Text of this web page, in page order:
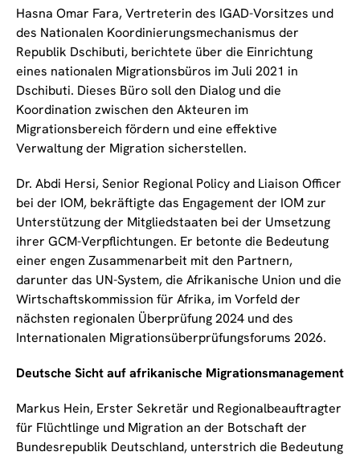
Hasna Omar Fara, Vertreterin des IGAD-Vorsitzes und
des Nationalen Koordinierungsmechanismus der
Republik Dschibuti, berichtete über die Einrichtung
eines nationalen Migrationsbüros im Juli 2021 in
Dschibuti. Dieses Büro soll den Dialog und die
Koordination zwischen den Akteuren im
Migrationsbereich fördern und eine effektive
Verwaltung der Migration sicherstellen.
Dr. Abdi Hersi, Senior Regional Policy and Liaison Officer
bei der IOM, bekräftigte das Engagement der IOM zur
Unterstützung der Mitgliedstaaten bei der Umsetzung
ihrer GCM-Verpflichtungen. Er betonte die Bedeutung
einer engen Zusammenarbeit mit den Partnern,
darunter das UN-System, die Afrikanische Union und die
Wirtschaftskommission für Afrika, im Vorfeld der
nächsten regionalen Überprüfung 2024 und des
Internationalen Migrationsüberprüfungsforums 2026.
Deutsche Sicht auf afrikanische Migrationsmanagement
Markus Hein, Erster Sekretär und Regionalbeauftragter
für Flüchtlinge und Migration an der Botschaft der
Bundesrepublik Deutschland, unterstrich die Bedeutung